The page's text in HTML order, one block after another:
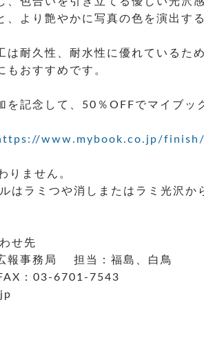
、より艶やかに写真の色を演出す
は耐久性、耐水性に優れているた
もおすすめです。
を記念して、50％OFFでマイブ
www.mybook.co.jp/finish/
りません。
はラミつや消しまたはラミ光沢
せ先
報事務局 担当：福島、白鳥
：03-6701-7543